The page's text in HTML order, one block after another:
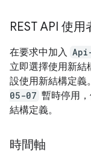
REST API 使用
在要求中加入
立即選擇使用新結
設使用新結構定義
05-07 暫時停用，
結構定義。
時間軸